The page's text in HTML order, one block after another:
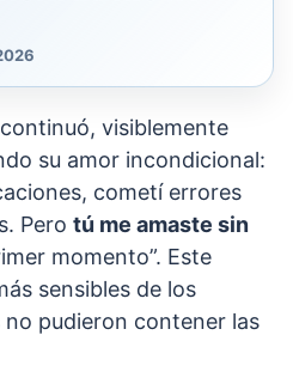
visiblemente
su amor incondicional:
cometí errores
Pero tú me amaste sin
momento”. Este
sensibles de los
pudieron contener las